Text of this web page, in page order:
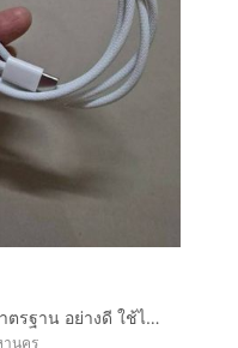
สายไทป C มาตรฐาน อย่างดี ใช้ได้กับทุกยี่ห้อ ของใหม่ ลดจาก790
านคร